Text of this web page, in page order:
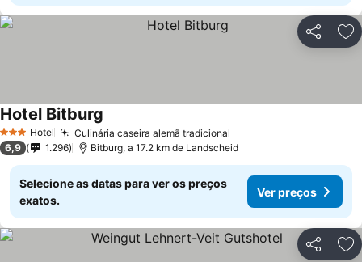
Partilhar
3 EstrelasHotel Culinária caseira alemã tradicional
Hotel Bitburg
6,9 1.296 Bitburg, a 17.2 km de Landscheid
Selecione as datas para ver os preços
exatos.
Ver preços
Partilhar